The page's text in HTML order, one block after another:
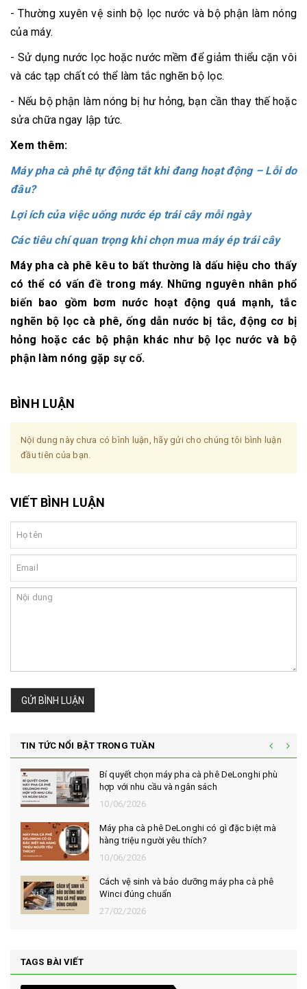
- Thường xuyên vệ sinh bộ lọc nước và bộ phận làm nóng
của máy.
- Sử dụng nước lọc hoặc nước mềm để giảm thiểu cặn vôi
và các tạp chất có thể làm tắc nghẽn bộ lọc.
- Nếu bộ phận làm nóng bị hư hỏng, bạn cần thay thế hoặc
sửa chữa ngay lập tức.
Xem thêm:
Máy pha cà phê tự động tắt khi đang hoạt động – Lỗi do
đâu?
Lợi ích của việc uống nước ép trái cây mỗi ngày
Các tiêu chí quan trọng khi chọn mua máy ép trái cây
Máy pha cà phê kêu to bất thường là dấu hiệu cho thấy
có thể có vấn đề trong máy. Những nguyên nhân phổ
biến bao gồm bơm nước hoạt động quá mạnh, tắc
nghẽn bộ lọc cà phê, ống dẫn nước bị tắc, động cơ bị
hỏng hoặc các bộ phận khác như bộ lọc nước và bộ
phận làm nóng gặp sự cố.
BÌNH LUẬN
Nội dung này chưa có bình luận, hãy gửi cho chúng tôi bình luận
đầu tiên của bạn.
VIẾT BÌNH LUẬN
GỬI BÌNH LUẬN
TIN TỨC NỔI BẬT TRONG TUẦN
Bí quyết chọn máy pha cà phê DeLonghi phù
hợp với nhu cầu và ngân sách
10/06/2026
Máy pha cà phê DeLonghi có gì đặc biệt mà
hàng triệu người yêu thích?
10/06/2026
Cách vệ sinh và bảo dưỡng máy pha cà phê
Winci đúng chuẩn
27/02/2026
TAGS BÀI VIẾT